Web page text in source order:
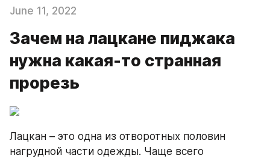
June 11, 2022
Зачем на лацкане пиджака
нужна какая-то странная
прорезь
Лацкан – это одна из отворотных половин
нагрудной части одежды. Чаще всего